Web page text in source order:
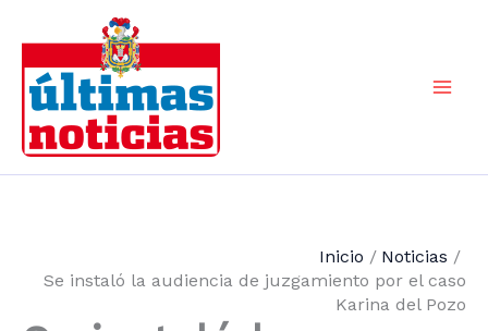
contenido
Inicio
Noticias
Se instaló la audiencia de juzgamiento por el caso
Karina del Pozo